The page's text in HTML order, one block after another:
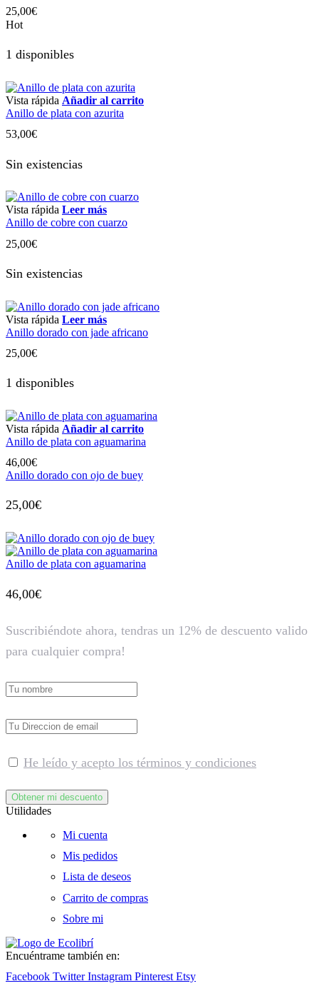
25,00€
Hot
1 disponibles
Vista rápida Añadir al carrito
Anillo de plata con azurita
53,00€
Sin existencias
Vista rápida Leer más
Anillo de cobre con cuarzo
25,00€
Sin existencias
Vista rápida Leer más
Anillo dorado con jade africano
25,00€
1 disponibles
Vista rápida Añadir al carrito
Anillo de plata con aguamarina
46,00€
Anillo dorado con ojo de buey
25,00€
Anillo de plata con aguamarina
46,00€
Suscribiéndote ahora, tendras un 12% de descuento valido
para cualquier compra!
He leído y acepto los términos y condiciones
Utilidades
Mi cuenta
Mis pedidos
Lista de deseos
Carrito de compras
Sobre mi
Encuéntrame también en:
Facebook Twitter Instagram Pinterest Etsy